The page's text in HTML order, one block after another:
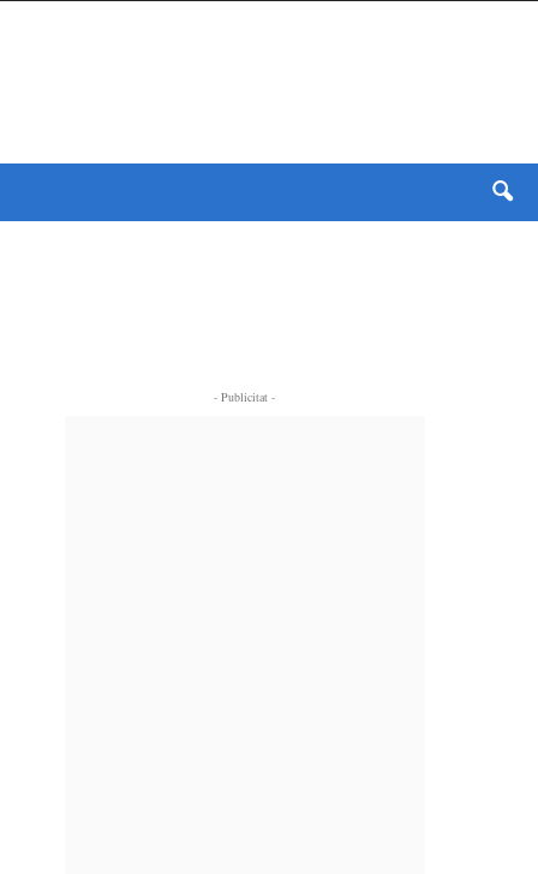
- Publicitat -